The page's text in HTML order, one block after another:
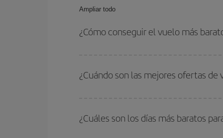
Ampliar todo
¿Cómo conseguir el vuelo más
las fechas y horarios de ida y vuelta.
¿Cuándo son las mejores ofertas
periodos de vacaciones escolares son
precios encontrarás.
¿Cuáles son los días más baratos